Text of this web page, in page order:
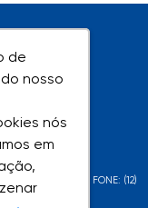
de
nosso
nós
em
de
nosso
nós
em
CAMPOS - SP - FONE: (12)